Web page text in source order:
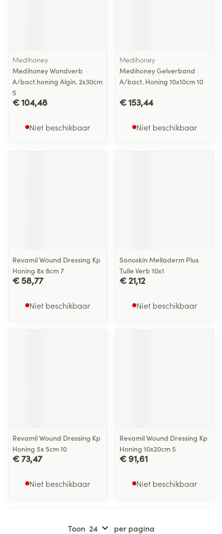
Medihoney
Medihoney Wondverb
A/bact.honing Algin. 2x30cm
5
€ 104,48
Niet beschikbaar
Medihoney
Medihoney Gelverband
A/bact. Honing 10x10cm 10
€ 153,44
Niet beschikbaar
Revamil Wound Dressing Kp
Honing 8x 8cm 7
€ 58,77
Niet beschikbaar
Sanoskin Melladerm Plus
Tulle Verb 10x1
€ 21,12
Niet beschikbaar
Revamil Wound Dressing Kp
Honing 5x 5cm 10
€ 73,47
Niet beschikbaar
Revamil Wound Dressing Kp
Honing 10x20cm 5
€ 91,61
Niet beschikbaar
Toon per pagina